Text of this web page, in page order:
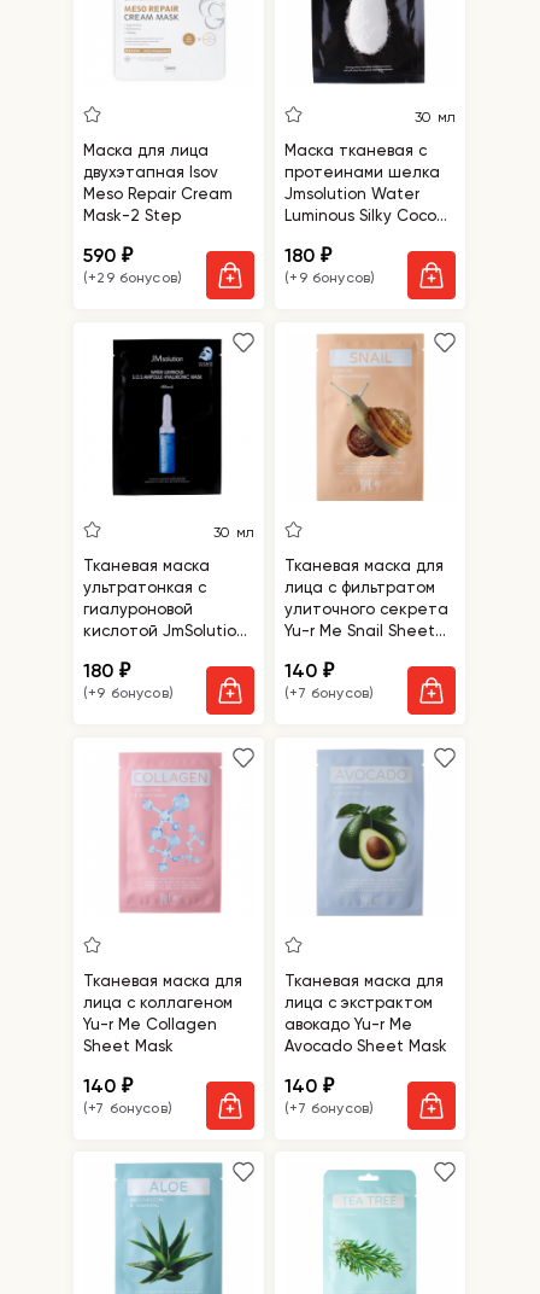
Маска для лица
двухэтапная Isov
Meso Repair Cream
Mask-2 Step
590₽
(+29 бонусов)
30 мл
Маска тканевая с
протеинами шелка
Jmsolution Water
Luminous Silky Cocoon
180₽
(+9 бонусов)
30 мл
Тканевая маска
ультратонкая с
гиалуроновой
кислотой JmSolution
Ampoule Hyaluronic
Mask Plus
180₽
(+9 бонусов)
Тканевая маска для
лица с фильтратом
улиточного секрета
Yu-r Me Snail Sheet
140₽
(+7 бонусов)
Тканевая маска для
лица с коллагеном
Yu-r Me Collagen
Sheet Mask
140₽
(+7 бонусов)
Тканевая маска для
лица с экстрактом
авокадо Yu-r Me
Avocado Sheet Mask
140₽
(+7 бонусов)